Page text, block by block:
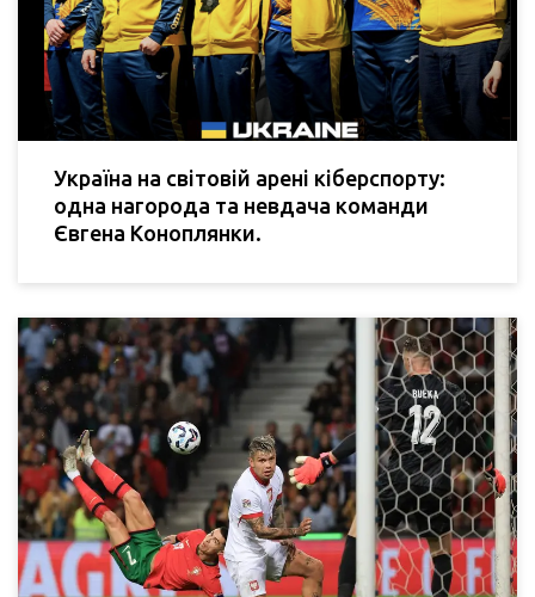
Україна на світовій арені кіберспорту:
одна нагорода та невдача команди
Євгена Коноплянки.